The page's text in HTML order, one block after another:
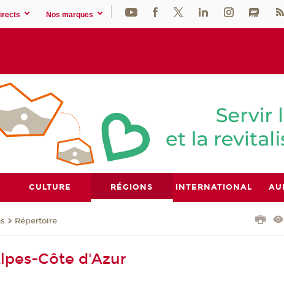
Nos marques
CULTURE RÉGIONS INTERNATIONAL
Répertoire
Côte d'Azur